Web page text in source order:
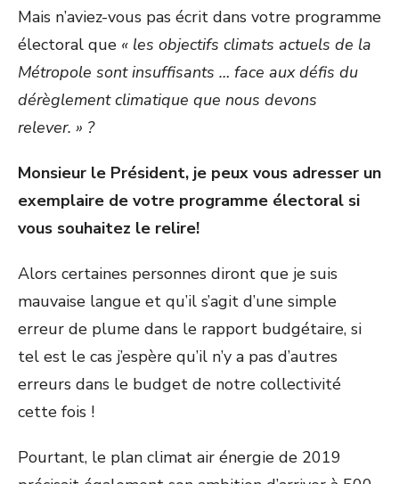
Mais n’aviez-vous pas écrit dans votre programme
électoral que « les objectifs climats actuels de la
Métropole sont insuffisants … face aux défis du
dérèglement climatique que nous devons
relever. » ?
Monsieur le Président, je peux vous adresser un
exemplaire de votre programme électoral si
vous souhaitez le relire!
Alors certaines personnes diront que je suis
mauvaise langue et qu’il s’agit d’une simple
erreur de plume dans le rapport budgétaire, si
tel est le cas j’espère qu’il n’y a pas d’autres
erreurs dans le budget de notre collectivité
cette fois !
Pourtant, le plan climat air énergie de 2019